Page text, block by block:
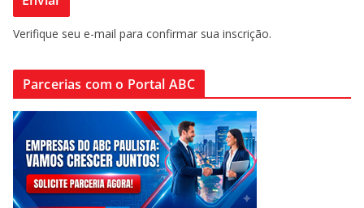
Verifique seu e-mail para confirmar sua inscrição.
Parcerias com o Portal ABC